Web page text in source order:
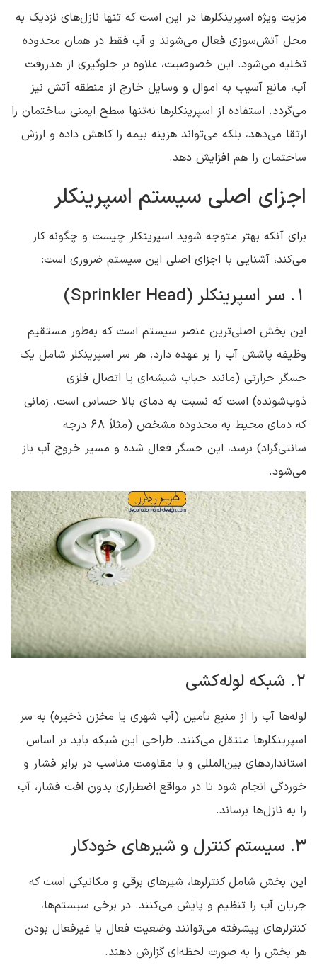
مزیت ویژه اسپرینکلرها در این است که تنها نازل‌های نزدیک به
محل آتش‌سوزی فعال می‌شوند و آب فقط در همان محدوده
تخلیه می‌شود. این خصوصیت، علاوه بر جلوگیری از هدررفت
آب، مانع آسیب به اموال و وسایل خارج از منطقه آتش نیز
می‌گردد. استفاده از اسپرینکلرها نه‌تنها سطح ایمنی ساختمان را
ارتقا می‌دهد، بلکه می‌تواند هزینه بیمه را کاهش داده و ارزش
ساختمان را هم افزایش دهد.
اجزای اصلی سیستم اسپرینکلر
برای آنکه بهتر متوجه شوید اسپرینکلر چیست و چگونه کار
می‌کند، آشنایی با اجزای اصلی این سیستم ضروری است:
1. سر اسپرینکلر (Sprinkler Head)
این بخش اصلی‌ترین عنصر سیستم است که به‌طور مستقیم
وظیفه پاشش آب را بر عهده دارد. هر سر اسپرینکلر شامل یک
حسگر حرارتی (مانند حباب شیشه‌ای یا اتصال فلزی
ذوب‌شونده) است که نسبت به دمای بالا حساس است. زمانی
که دمای محیط به محدوده مشخص (مثلاً 68 درجه
سانتی‌گراد) برسد، این حسگر فعال شده و مسیر خروج آب باز
می‌شود.
2. شبکه لوله‌کشی
لوله‌ها آب را از منبع تأمین (آب شهری یا مخزن ذخیره) به سر
اسپرینکلرها منتقل می‌کنند. طراحی این شبکه باید بر اساس
استانداردهای بین‌المللی و با مقاومت مناسب در برابر فشار و
خوردگی انجام شود تا در مواقع اضطراری بدون افت فشار، آب
را به نازل‌ها برساند.
3. سیستم کنترل و شیرهای خودکار
این بخش شامل کنترلرها، شیرهای برقی و مکانیکی است که
جریان آب را تنظیم و پایش می‌کنند. در برخی سیستم‌ها،
کنترلرهای پیشرفته می‌توانند وضعیت فعال یا غیرفعال بودن
هر بخش را به صورت لحظه‌ای گزارش دهند.